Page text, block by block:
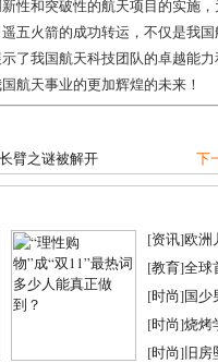
性和突破性的航天项目的实施
五火箭的成功转运，不仅是我
了我国航天科技团队的卓越能
航天事业的更加辉煌的未来！
臂之谜被解开 下
[资讯]欧洲
[教育]全球
[时尚]国少
[时尚]烧烤
[时尚]旧房